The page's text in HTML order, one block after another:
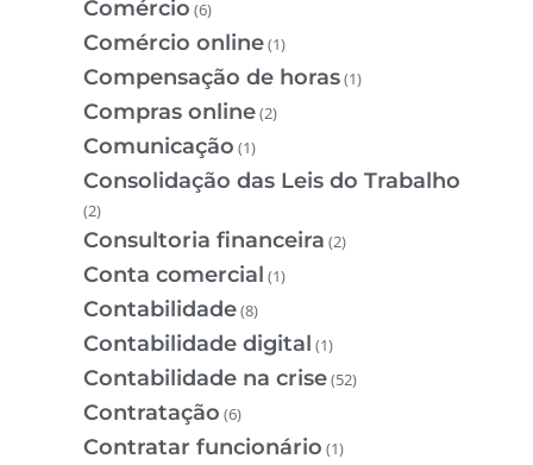
Comércio (6)
Comércio online(1)
Compensação de horas(1)
Compras online(2)
Comunicação (1)
Consolidação das Leis do Trabalho
(2)
Consultoria financeira (2)
Conta comercial (1)
Contabilidade(8)
Contabilidade digital (1)
Contabilidade na crise(52)
Contratação (6)
Contratar funcionário (1)